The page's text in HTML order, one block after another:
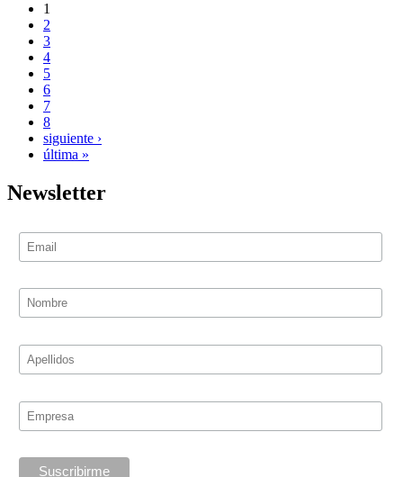
1
2
3
4
5
6
7
8
siguiente ›
última »
Newsletter